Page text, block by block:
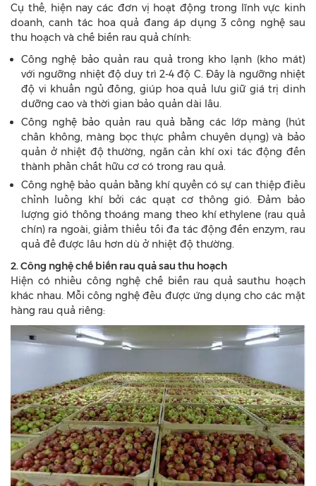
Cụ thể, hiện nay các đơn vị hoạt động trong lĩnh vực kinh
doanh, canh tác hoa quả đang áp dụng 3 công nghệ sau
thu hoạch và chế biến rau quả chính:
Công nghệ bảo quản rau quả trong kho lạnh (kho mát)
với ngưỡng nhiệt độ duy trì 2-4 độ C. Đây là ngưỡng nhiệt
độ vi khuẩn ngủ đông, giúp hoa quả lưu giữ giá trị dinh
dưỡng cao và thời gian bảo quản dài lâu.
Công nghệ bảo quản rau quả bằng các lớp màng (hút
chân không, màng bọc thực phẩm chuyên dụng) và bảo
quản ở nhiệt độ thường, ngăn cản khí oxi tác động đến
thành phần chất hữu cơ có trong rau quả.
Công nghệ bảo quản bằng khí quyển có sự can thiệp điều
chỉnh luồng khí bởi các quạt cơ thông gió. Đảm bảo
lượng gió thông thoáng mang theo khí ethylene (rau quả
chín) ra ngoài, giảm thiểu tối đa tác động đến enzym, rau
quả để được lâu hơn dù ở nhiệt độ thường.
2. Công nghệ chế biến rau quả sau thu hoạch
Hiện có nhiều công nghệ chế biến rau quả sauthu hoạch
khác nhau. Mỗi công nghệ đều được ứng dụng cho các mặt
hàng rau quả riêng: